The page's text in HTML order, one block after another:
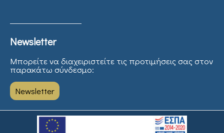
Newsletter
Μπορείτε να διαχειριστείτε τις προτιμήσεις σας στον
παρακάτω σύνδεσμο:
Newsletter